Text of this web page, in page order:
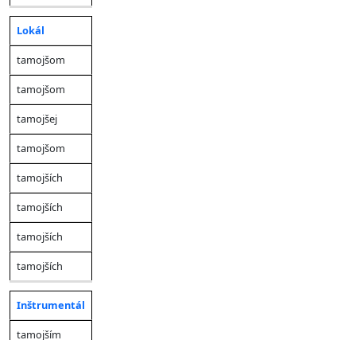
Lokál
tamojšom
tamojšom
tamojšej
tamojšom
tamojších
tamojších
tamojších
tamojších
Inštrumentál
tamojším